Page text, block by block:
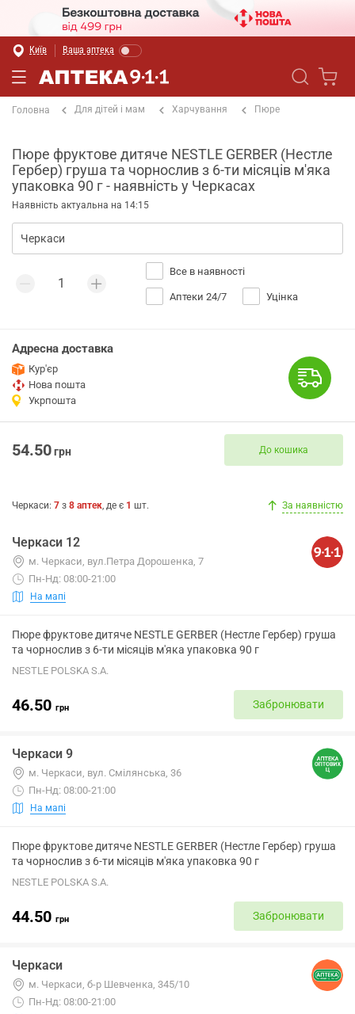
Київ Ваша аптека
Головна Для дітей і мам Харчування Пюре
Пюре фруктове дитяче NESTLE GERBER (Нестле
Гербер) груша та чорнослив з 6-ти місяців м'яка
упаковка 90 г - наявність у Черкасах
Наявність актуальна на 14:15
Все в наявності
Аптеки 24/7 Уцінка
Адресна доставка
Кур'єр
Нова пошта
Укрпошта
54.50грн До кошика
Черкаси: 7 з 8 аптек, де є 1 шт. За наявністю
Черкаси 12
м. Черкаси, вул.Петра Дорошенка, 7
Пн-Нд: 08:00-21:00
На мапі
Пюре фруктове дитяче NESTLE GERBER (Нестле Гербер) груша
та чорнослив з 6-ти місяців м'яка упаковка 90 г
NESTLE POLSKA S.A.
46.50 грн Забронювати
Черкаси 9
м. Черкаси, вул. Смілянська, 36
Пн-Нд: 08:00-21:00
На мапі
Пюре фруктове дитяче NESTLE GERBER (Нестле Гербер) груша
та чорнослив з 6-ти місяців м'яка упаковка 90 г
NESTLE POLSKA S.A.
44.50 грн Забронювати
Черкаси
м. Черкаси, б-р Шевченка, 345/10
Пн-Нд: 08:00-21:00